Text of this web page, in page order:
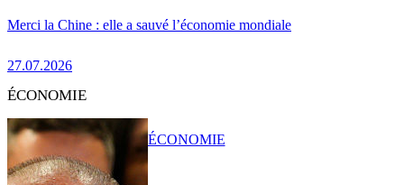
Merci la Chine : elle a sauvé l’économie mondiale
27.07.2026
ÉCONOMIE
ÉCONOMIE